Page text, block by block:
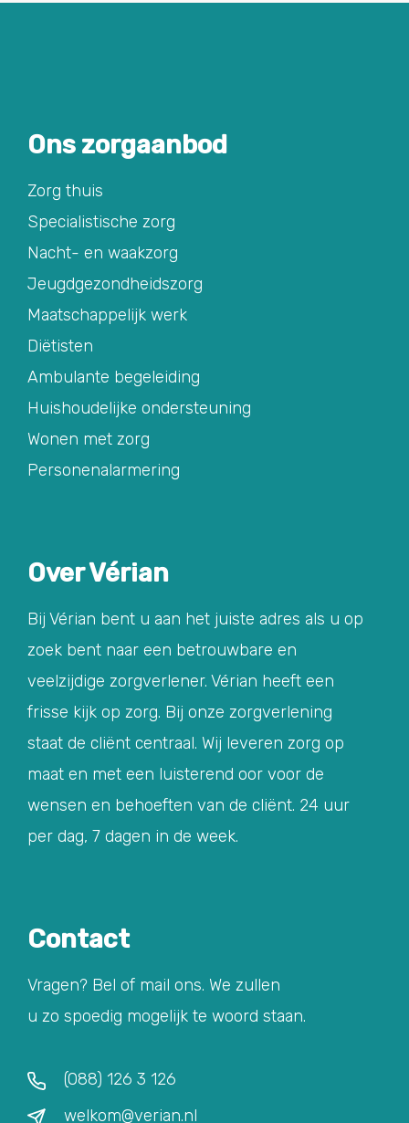
Ons zorgaanbod
Zorg thuis
Specialistische zorg
Nacht- en waakzorg
Jeugdgezondheidszorg
Maatschappelijk werk
Diëtisten
Ambulante begeleiding
Huishoudelijke ondersteuning
Wonen met zorg
Personenalarmering
Over Vérian
Bij Vérian bent u aan het juiste adres als u op
zoek bent naar een betrouwbare en
veelzijdige zorgverlener. Vérian heeft een
frisse kijk op zorg. Bij onze zorgverlening
staat de cliënt centraal. Wij leveren zorg op
maat en met een luisterend oor voor de
wensen en behoeften van de cliënt. 24 uur
per dag, 7 dagen in de week.
Contact
Vragen? Bel of mail ons. We zullen
u zo spoedig mogelijk te woord staan.
(088) 126 3 126
welkom@verian.nl